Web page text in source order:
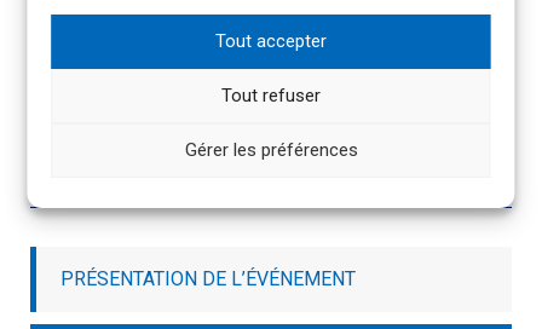
Tout accepter
Tout refuser
Gérer les préférences
PRÉSENTATION DE L’ÉVÉNEMENT